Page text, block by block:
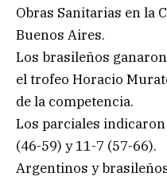
Obras Sanitarias en la
Buenos Aires.
Los brasileños
el trofeo Horacio
de la competencia.
Los parciales
(46-59) y 11-7 (57-66).
Argentinos y